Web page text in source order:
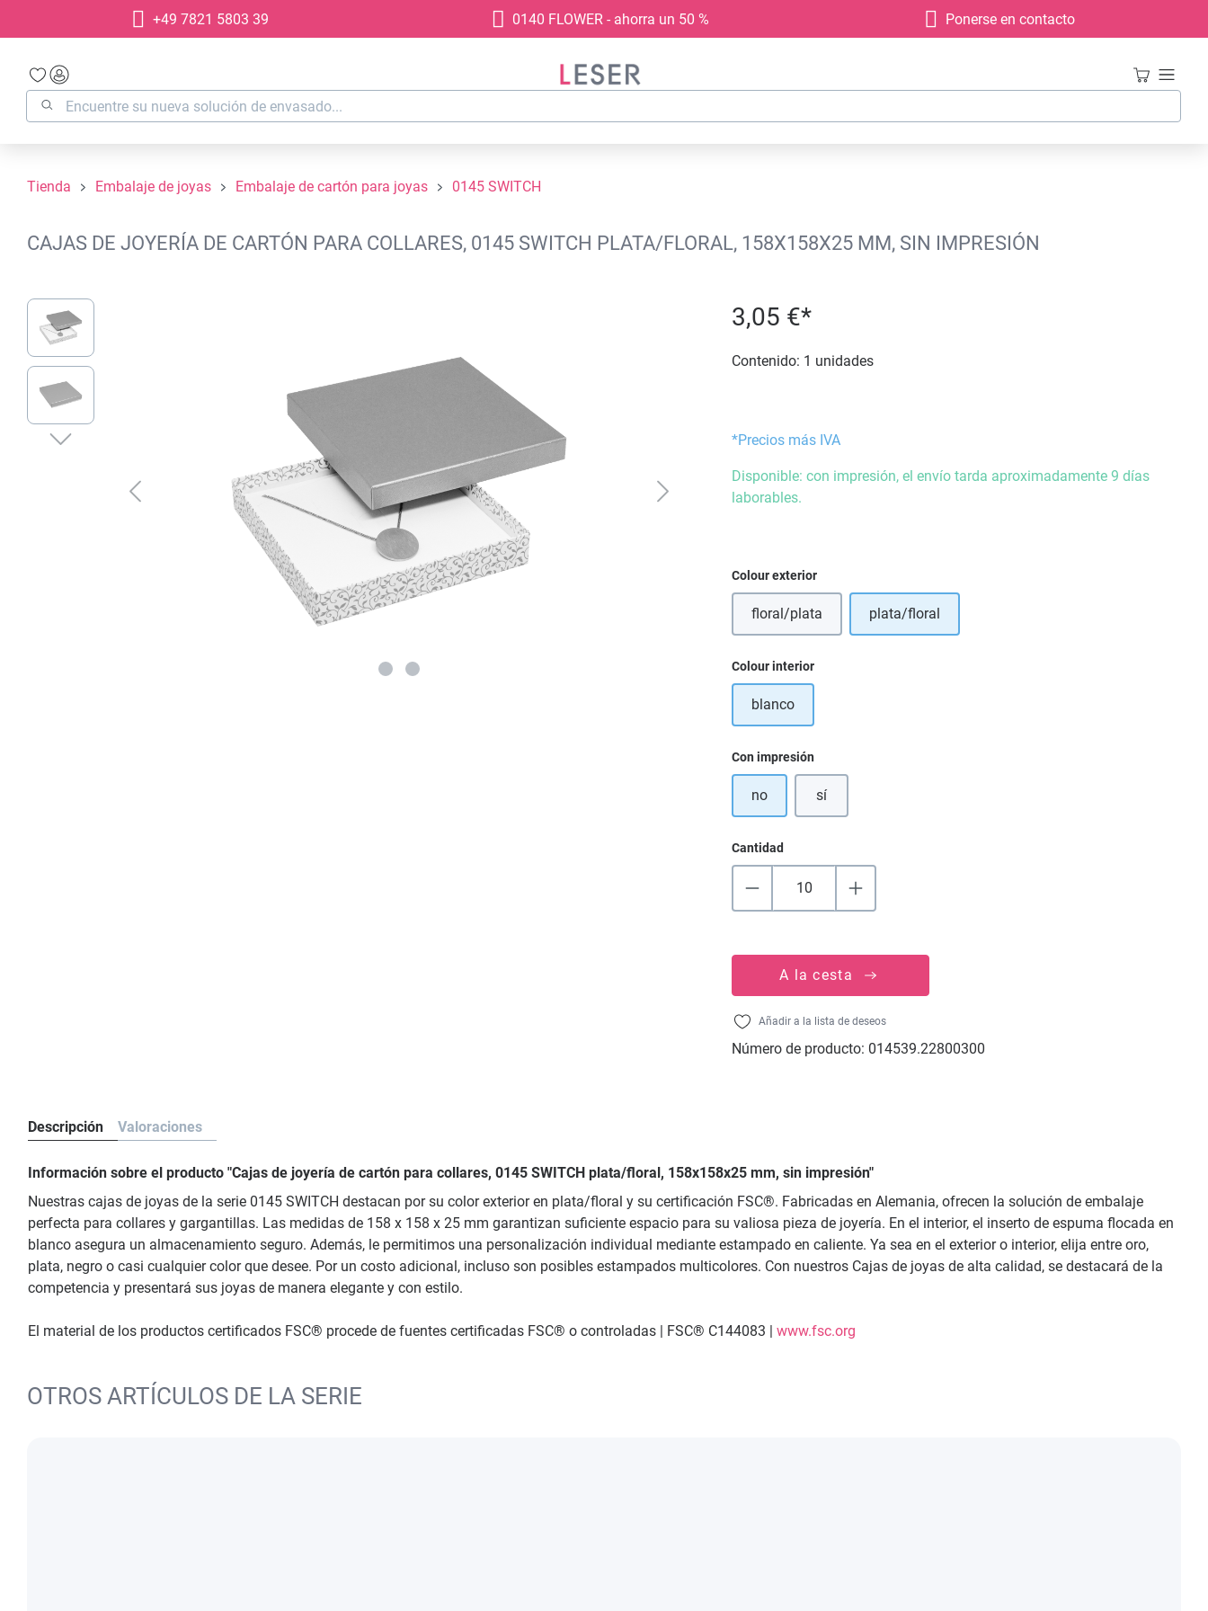
Saltar a la navegación principal
+49 7821 5803 39 0140 FLOWER - ahorra un 50 % Ponerse en contacto
Tienda Embalaje de joyas Embalaje de cartón para joyas 0145 SWITCH
CAJAS DE JOYERÍA DE CARTÓN PARA COLLARES, 0145 SWITCH PLATA/FLORAL, 158X158X25 MM, SIN IMPRESIÓN
Omitir galería de imágenes 3,05 €*
Contenido: 1 unidades
*Precios más IVA
Disponible: con impresión, el envío tarda aproximadamente 9 días
laborables.
Seleccione
Colour exterior
floral/plata plata/floral
Seleccione
Colour interior
blanco
Seleccione
Con impresión
no sí
Cantidad
A la cesta
Añadir a la lista de deseos
Número de producto: 014539.22800300
Descripción Valoraciones
Información sobre el producto "Cajas de joyería de cartón para collares, 0145 SWITCH plata/floral, 158x158x25 mm, sin impresión"
Nuestras cajas de joyas de la serie 0145 SWITCH destacan por su color exterior en plata/floral y su certificación FSC®. Fabricadas en Alemania, ofrecen la solución de embalaje
perfecta para collares y gargantillas. Las medidas de 158 x 158 x 25 mm garantizan suficiente espacio para su valiosa pieza de joyería. En el interior, el inserto de espuma flocada en
blanco asegura un almacenamiento seguro. Además, le permitimos una personalización individual mediante estampado en caliente. Ya sea en el exterior o interior, elija entre oro,
plata, negro o casi cualquier color que desee. Por un costo adicional, incluso son posibles estampados multicolores. Con nuestros Cajas de joyas de alta calidad, se destacará de la
competencia y presentará sus joyas de manera elegante y con estilo.
El material de los productos certificados FSC® procede de fuentes certificadas FSC® o controladas | FSC® C144083 | www.fsc.org
OTROS ARTÍCULOS DE LA SERIE